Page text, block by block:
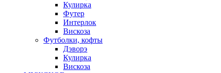
Кулирка
Футер
Интерлок
Вискоза
Футболки, кофты
Дэворэ
Кулирка
Вискоза